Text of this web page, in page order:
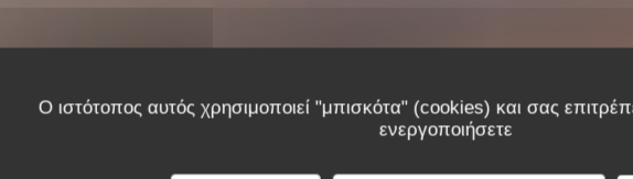
Ο ιστότοπος αυτός χρησιμοποιεί "μπισκότα" (cookies) και σας
ενεργοποιήσετε